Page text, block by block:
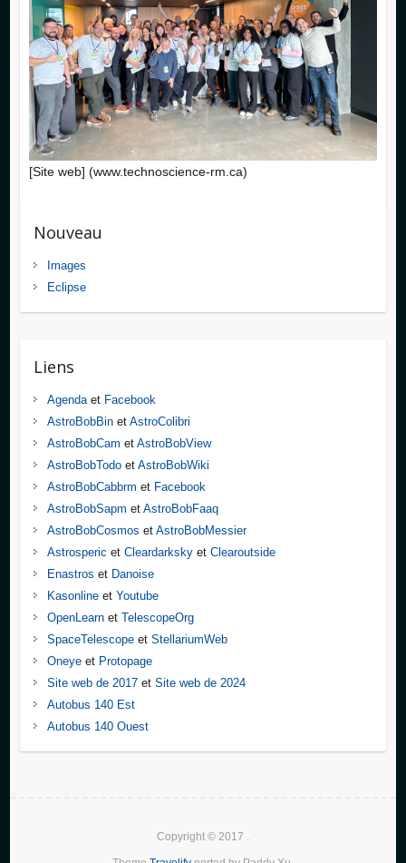
[Site web] (www.technoscience-rm.ca)
Nouveau
Images
Eclipse
Liens
Agendaet Facebook
AstroBobBinet AstroColibri
AstroBobCam et AstroBobView
AstroBobTodoet AstroBobWiki
AstroBobCabbrm et Facebook
AstroBobSapm et AstroBobFaaq
AstroBobCosmos et AstroBobMessier
Astrosperic et Cleardarkskyet Clearoutside
Enastros et Danoise
Kasonlineet Youtube
OpenLearnet TelescopeOrg
SpaceTelescopeet StellariumWeb
Oneyeet Protopage
Site web de 2017et Site web de 2024
Autobus 140 Est
Autobus 140 Ouest
Copyright © 2017